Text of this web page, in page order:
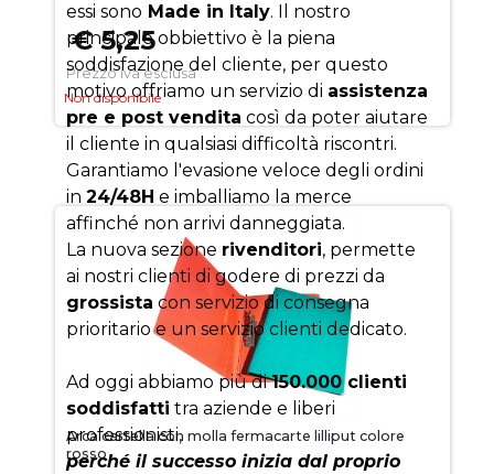
€ 5,25
Prezzo iva esclusa
Non disponibile
Arca cartella con molla fermacarte lilliput colore
rosso
essi sono Made in Italy. Il nostro
principale obbiettivo è la piena
soddisfazione del cliente, per questo
motivo offriamo un servizio di assistenza
pre e post vendita così da poter aiutare
il cliente in qualsiasi difficoltà riscontri.
Garantiamo l'evasione veloce degli ordini
in 24/48H e imballiamo la merce
affinché non arrivi danneggiata.
La nuova sezione rivenditori, permette
ai nostri clienti di godere di prezzi da
grossista con servizio di consegna
prioritario e un servizio clienti dedicato.
Ad oggi abbiamo più di150.000 clienti
soddisfatti tra aziende e liberi
professionisti,
perché il successo inizia dal proprio